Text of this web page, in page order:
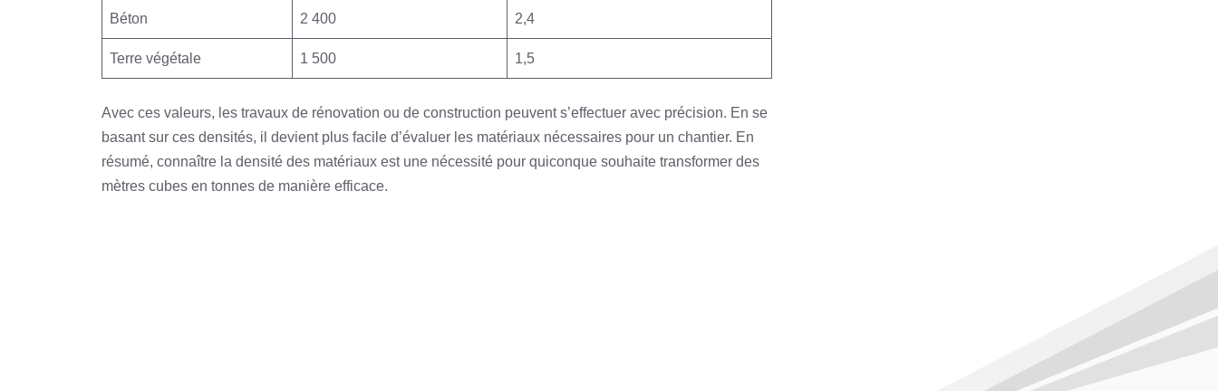
Béton 2 400 2,4
Terre végétale 1 500 1,5
Avec ces valeurs, les travaux de rénovation ou de construction peuvent s’effectuer avec précision. En se
basant sur ces densités, il devient plus facile d’évaluer les matériaux nécessaires pour un chantier. En
résumé, connaître la densité des matériaux est une nécessité pour quiconque souhaite transformer des
mètres cubes en tonnes de manière efficace.